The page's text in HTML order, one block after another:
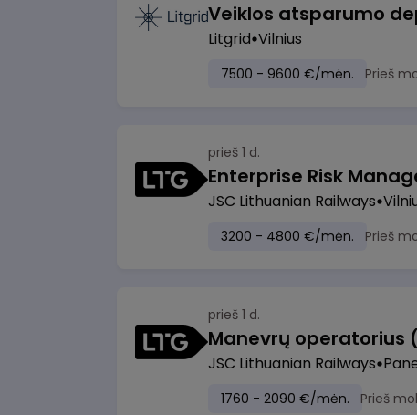
Litgrid Vilnius
7500 - 9600 €/mėn. Prieš
prieš 1 d.
Enterprise Risk
JSC Lithuanian Railways
3200 - 4800 €/mėn. Prieš
prieš 1 d.
JSC Lithuanian Railways
1760 - 2090 €/mėn. Prieš